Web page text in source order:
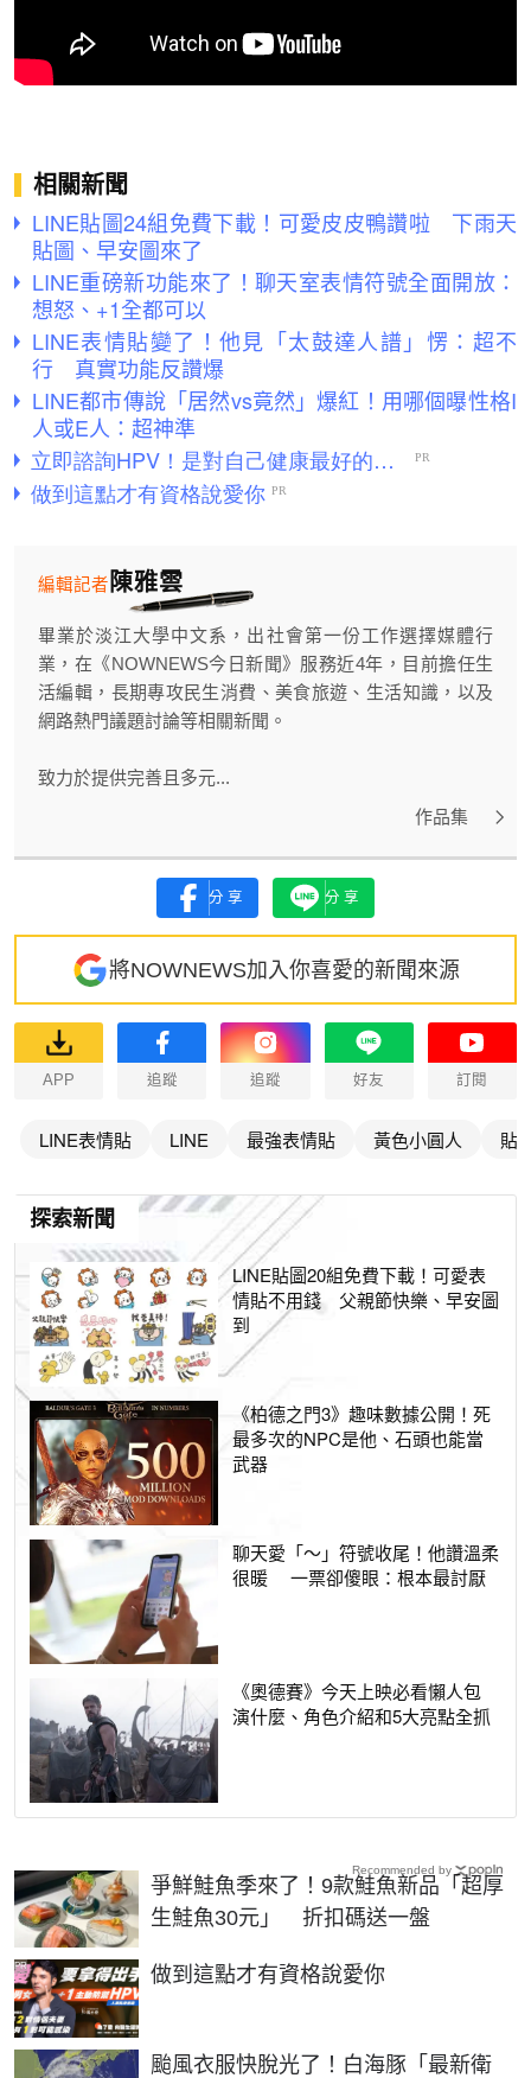
相關新聞
LINE貼圖24組免費下載！可愛皮皮鴨讚啦 下雨天
貼圖、早安圖來了
LINE重磅新功能來了！聊天室表情符號全面開放：
想怒、+1全都可以
LINE表情貼變了！他見「太鼓達人譜」愣：超不
行 真實功能反讚爆
LINE都市傳說「居然vs竟然」爆紅！用哪個曝性格I
人或E人：超神準
陳雅雲
編輯記者
畢業於淡江大學中文系，出社會第一份工作選擇媒體行
業，在《NOWNEWS今日新聞》服務近4年，目前擔任生
活編輯，長期專攻民生消費、美食旅遊、生活知識，以及
網路熱門議題討論等相關新聞。
致力於提供完善且多元...
作品集
分享 分享
將NOWNEWS加入你喜愛的新聞來源
APP 追蹤 追蹤 好友 訂閱
LINE表情貼 LINE 最強表情貼 黃色小圓人 貼
探索新聞
LINE貼圖20組免費下載！可愛表
情貼不用錢 父親節快樂、早安圖
到
《柏德之門3》趣味數據公開！死
最多次的NPC是他、石頭也能當
武器
聊天愛「～」符號收尾！他讚溫柔
很暖 一票卻傻眼：根本最討厭
《奧德賽》今天上映必看懶人包
演什麼、角色介紹和5大亮點全抓
爭鮮鮭魚季來了！9款鮭魚新品「超厚
生鮭魚30元」 折扣碼送一盤
做到這點才有資格說愛你
PR
颱風衣服快脫光了！白海豚「最新衛
Recommended by